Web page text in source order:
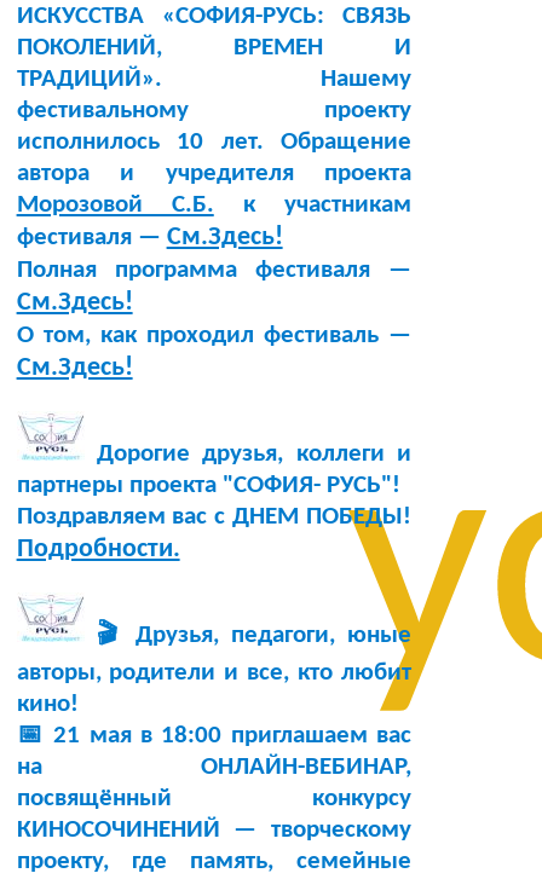
ИСКУССТВА «СОФИЯ-РУСЬ: СВЯЗЬ
ПОКОЛЕНИЙ, ВРЕМЕН И
ТРАДИЦИЙ». Нашему
фестивальному проекту
исполнилось 10 лет. Обращение
автора и учредителя проекта
Морозовой С.Б. к участникам
фестиваля — См.Здесь!
Полная программа фестиваля —
См.Здесь!
О том, как проходил фестиваль —
См.Здесь!
Дорогие друзья, коллеги и
партнеры проекта "СОФИЯ- РУСЬ"!
Поздравляем вас с ДНЕМ ПОБЕДЫ!
Подробности.
🎬 Друзья, педагоги, юные
авторы, родители и все, кто любит
кино!
📅 21 мая в 18:00 приглашаем вас
на ОНЛАЙН-ВЕБИНАР,
посвящённый конкурсу
КИНОСОЧИНЕНИЙ — творческому
проекту, где память, семейные